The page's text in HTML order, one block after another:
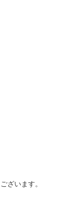
ざいます。